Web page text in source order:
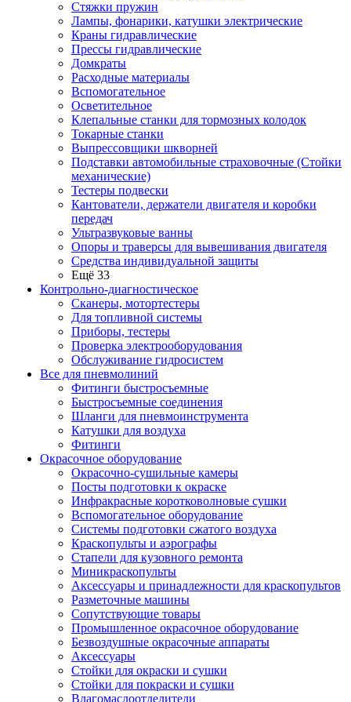
Стяжки пружин
Лампы, фонарики, катушки электрические
Краны гидравлические
Прессы гидравлические
Домкраты
Расходные материалы
Вспомогательное
Осветительное
Клепальные станки для тормозных колодок
Токарные станки
Выпрессовщики шкворней
Подставки автомобильные страховочные (Стойки
механические)
Тестеры подвески
Кантователи, держатели двигателя и коробки
передач
Ультразвуковые ванны
Опоры и траверсы для вывешивания двигателя
Средства индивидуальной защиты
Ещё 33
Контрольно-диагностическое
Сканеры, мотортестеры
Для топливной системы
Приборы, тестеры
Проверка электрооборудования
Обслуживание гидросистем
Все для пневмолиний
Фитинги быстросъемные
Быстросъемные соединения
Шланги для пневмоинструмента
Катушки для воздуха
Фитинги
Окрасочное оборудование
Окрасочно-сушильные камеры
Посты подготовки к окраске
Инфракрасные коротковолновые сушки
Вспомогательное оборудование
Системы подготовки сжатого воздуха
Краскопульты и аэрографы
Стапели для кузовного ремонта
Миникраскопульты
Аксессуары и принадлежности для краскопультов
Разметочные машины
Сопутствующие товары
Промышленное окрасочное оборудование
Безвоздушные окрасочные аппараты
Аксессуары
Стойки для окраски и сушки
Стойки для покраски и сушки
Влагомаслоотделители